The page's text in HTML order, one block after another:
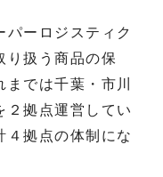
ーロジスティク
り扱う商品の保
では千葉・市川
２拠点運営してい
４拠点の体制にな